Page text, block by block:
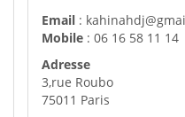
Email :
Mobile : 06 16 58 11 14
Adresse
3,rue Roubo
75011 Paris